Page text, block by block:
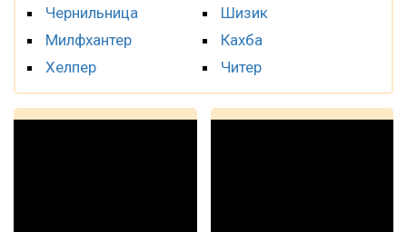
Чернильница
Милфхантер
Хелпер
Шизик
Кахба
Читер